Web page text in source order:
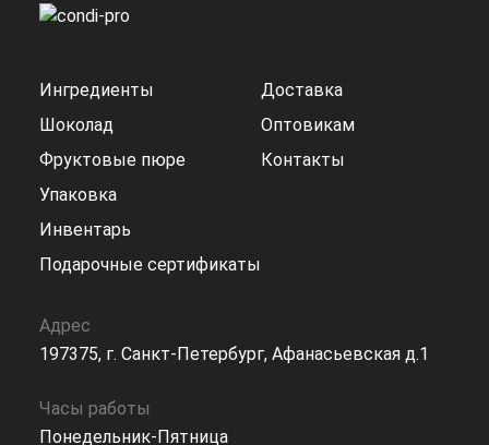
Ингредиенты
Шоколад
Фруктовые пюре
Упаковка
Инвентарь
Подарочные сертификаты
Доставка
Оптовикам
Контакты
Адрес
197375, г. Санкт-Петербург, Афанасьевская д.1
Часы работы
Понедельник-Пятница